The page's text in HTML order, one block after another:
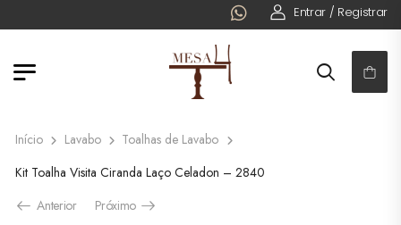
FRETE
Entrar / Registrar
Início Lavabo
Toalhas de Lavabo
Kit Toalha Visita Ciranda Laço Celadon – 2840
Anterior
Próximo